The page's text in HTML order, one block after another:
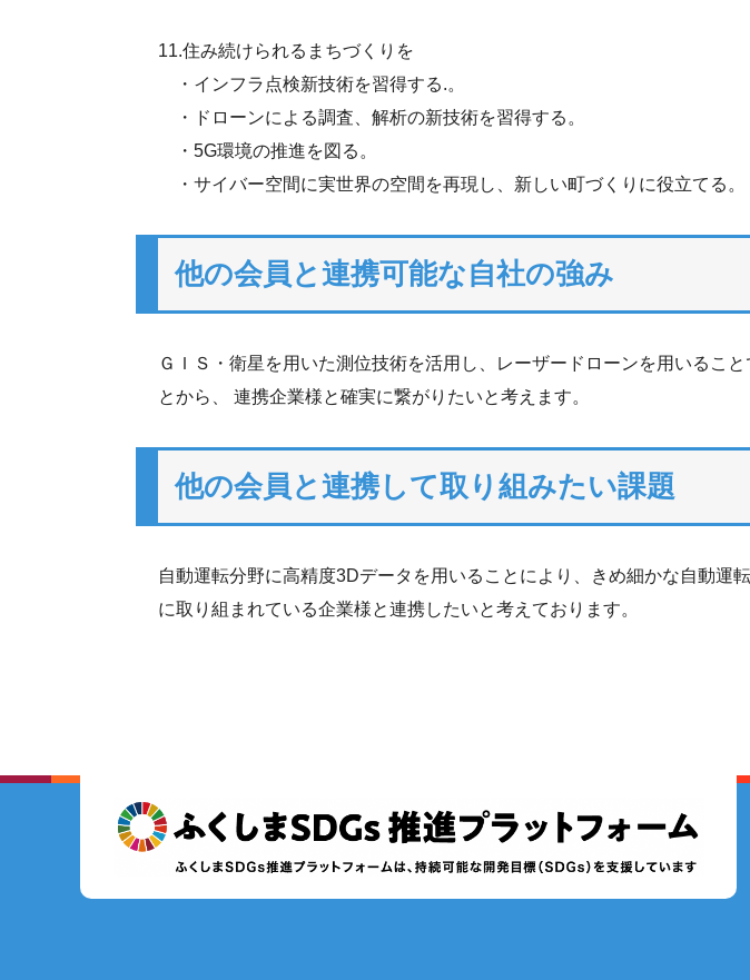
11.住み続けられるまちづくりを
・インフラ点検新技術を習得する.。
・ドローンによる調査、解析の新技術を習得する。
・5G環境の推進を図る。
・サイバー空間に実世界の空間を再現し、新しい町づくりに役立てる。
他の会員と連携可能な自社の強み
ＧＩＳ・衛星を用いた測位技術を活用し、レーザードローンを用いるこ
とから、 連携企業様と確実に繋がりたいと考えます。
他の会員と連携して取り組みたい課題
自動運転分野に高精度3Dデータを用いることにより、きめ細かな自動
に取り組まれている企業様と連携したいと考えております。